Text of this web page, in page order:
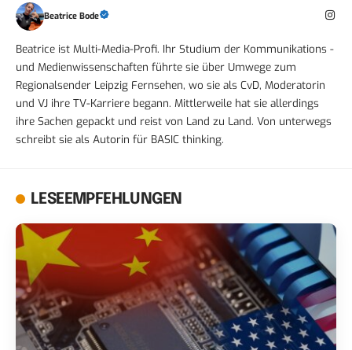
Beatrice Bode
Beatrice ist Multi-Media-Profi. Ihr Studium der Kommunikations -
und Medienwissenschaften führte sie über Umwege zum
Regionalsender Leipzig Fernsehen, wo sie als CvD, Moderatorin
und VJ ihre TV-Karriere begann. Mittlerweile hat sie allerdings
ihre Sachen gepackt und reist von Land zu Land. Von unterwegs
schreibt sie als Autorin für BASIC thinking.
LESEEMPFEHLUNGEN